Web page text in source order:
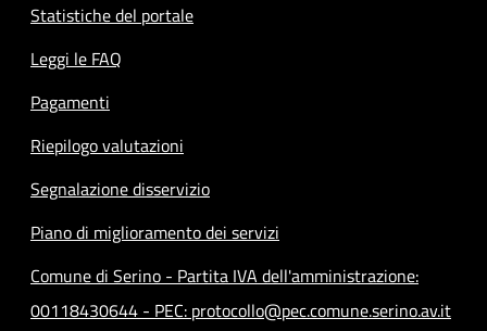
Statistiche del portale
Leggi le FAQ
Pagamenti
Riepilogo valutazioni
Segnalazione disservizio
Piano di miglioramento dei servizi
Comune di Serino - Partita IVA dell'amministrazione:
00118430644 - PEC: protocollo@pec.comune.serino.av.it